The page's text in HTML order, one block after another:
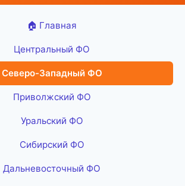
🏠 Главная
Центральный ФО
Северо-Западный ФО
Приволжский ФО
Уральский ФО
Сибирский ФО
Дальневосточный ФО